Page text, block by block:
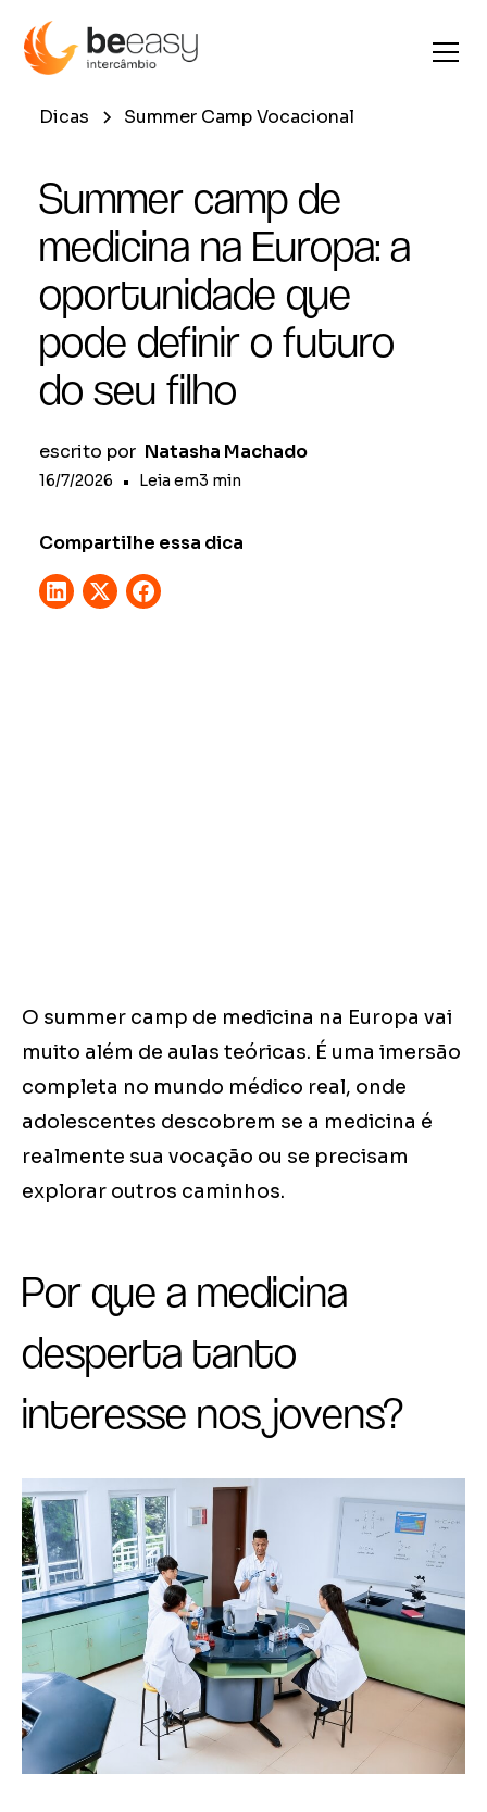
Dicas Summer Camp Vocacional
Summer camp de
medicina na Europa: a
oportunidade que
pode definir o futuro
do seu filho
escrito por Natasha Machado
16/7/2026 • Leia em3 min
Compartilhe essa dica
O summer camp de medicina na Europa vai
muito além de aulas teóricas. É uma imersão
completa no mundo médico real, onde
adolescentes descobrem se a medicina é
realmente sua vocação ou se precisam
explorar outros caminhos.
Por que a medicina
desperta tanto
interesse nos jovens?